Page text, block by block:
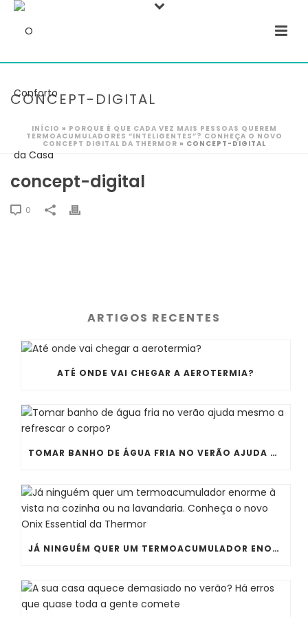
CONCEPT-DIGITAL
INÍCIO » PORQUE É QUE CADA VEZ MAIS PESSOAS QUEREM
TERMOACUMULADORES “INTELIGENTES”? CONHEÇA O NOVO
CONCEPT DIGITAL DA THERMOR » CONCEPT-DIGITAL
concept-digital
0
ARTIGOS RECENTES
ATÉ ONDE VAI CHEGAR A AEROTERMIA?
TOMAR BANHO DE ÁGUA FRIA NO VERÃO AJUDA MESMO A REFRESCAR O CORPO?
JÁ NINGUÉM QUER UM TERMOACUMULADOR ENORME À VISTA NA COZINHA OU NA LAVANDARIA. CONHEÇA O NOVO ONIX ESSENTIAL DA THERMOR